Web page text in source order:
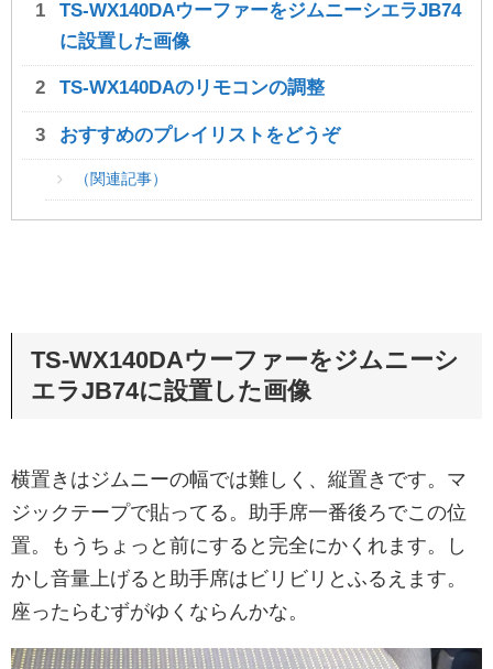
TS-WX140DAウーファーをジムニーシエラJB74
に設置した画像
TS-WX140DAのリモコンの調整
おすすめのプレイリストをどうぞ
（関連記事）
TS-WX140DAウーファーをジムニーシ
エラJB74に設置した画像
横置きはジムニーの幅では難しく、縦置きです。マ
ジックテープで貼ってる。助手席一番後ろでこの位
置。もうちょっと前にすると完全にかくれます。し
かし音量上げると助手席はビリビリとふるえます。
座ったらむずがゆくならんかな。